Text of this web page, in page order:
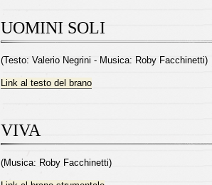
UOMINI SOLI
(Testo: Valerio Negrini - Musica: Roby Facchinetti)
Link al testo del brano
VIVA
(Musica: Roby Facchinetti)